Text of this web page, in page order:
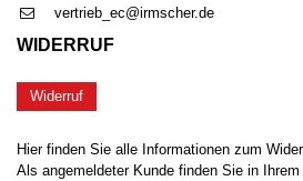
vertrieb_ec@irmscher.de
WIDERRUF
Widerruf
Hier finden Sie alle Informationen zum
Als angemeldeter Kunde finden Sie in